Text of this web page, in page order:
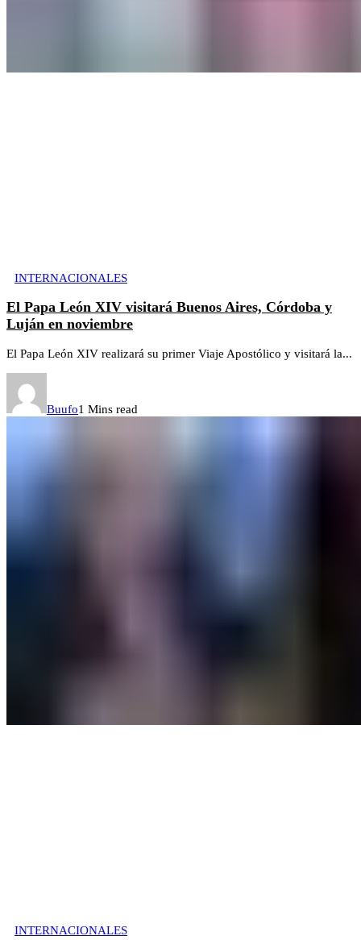
INTERNACIONALES
El Papa León XIV visitará Buenos Aires, Córdoba y
Luján en noviembre
El Papa León XIV realizará su primer Viaje Apostólico y visitará la...
Buufo1 Mins read
INTERNACIONALES